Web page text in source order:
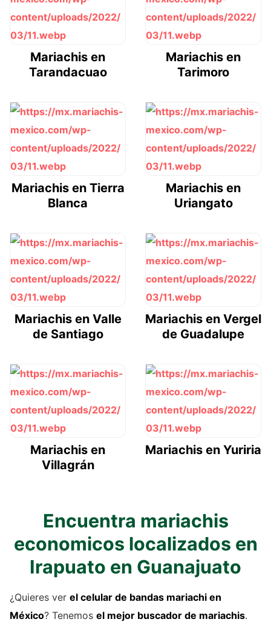
Mariachis en
Tarandacuao
Mariachis en
Tarimoro
Mariachis en Tierra
Blanca
Mariachis en
Uriangato
Mariachis en Valle
de Santiago
Mariachis en Vergel
de Guadalupe
Mariachis en
Villagrán
Mariachis en Yuriria
Encuentra mariachis
economicos localizados en
Irapuato en Guanajuato
¿Quieres ver el celular de bandas mariachi en
México? Tenemos el mejor buscador de mariachis.